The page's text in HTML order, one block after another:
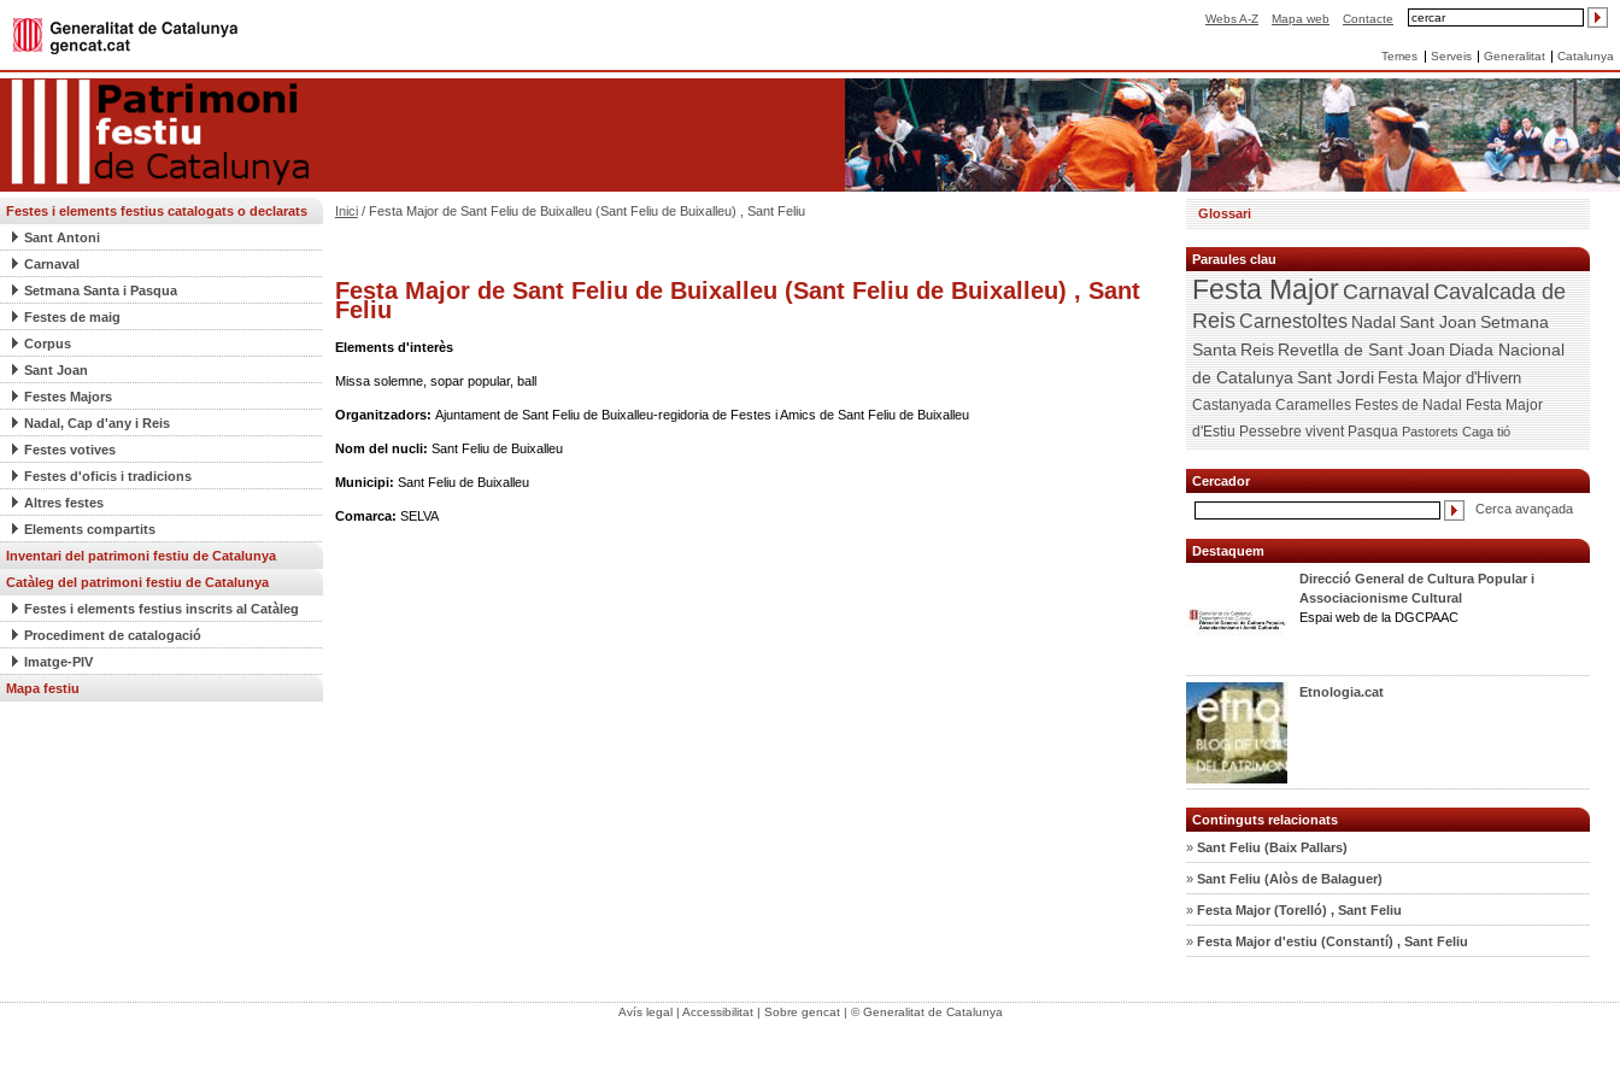
Webs A-Z Mapa web Contacte
Temes Serveis Generalitat Catalunya
Festes i elements festius catalogats o declarats
Sant Antoni
Carnaval
Setmana Santa i Pasqua
Festes de maig
Corpus
Sant Joan
Festes Majors
Nadal, Cap d'any i Reis
Festes votives
Festes d'oficis i tradicions
Altres festes
Elements compartits
Inventari del patrimoni festiu de Catalunya
Catàleg del patrimoni festiu de Catalunya
Festes i elements festius inscrits al Catàleg
Procediment de catalogació
Imatge-PIV
Mapa festiu
Inici/ Festa Major de Sant Feliu de Buixalleu (Sant Feliu de Buixalleu) , Sant Feliu
Festa Major de Sant Feliu de Buixalleu (Sant Feliu de Buixalleu) , Sant
Feliu
Elements d'interès
Missa solemne, sopar popular, ball
Organitzadors: Ajuntament de Sant Feliu de Buixalleu-regidoria de Festes i Amics de Sant Feliu de Buixalleu
Nom del nucli: Sant Feliu de Buixalleu
Municipi: Sant Feliu de Buixalleu
Comarca: SELVA
Glossari
Paraules clau
Festa MajorCarnavalCavalcada de
ReisCarnestoltesNadalSant JoanSetmana
SantaReisRevetlla de Sant JoanDiada Nacional
de CatalunyaSant Jordi Festa Major d'Hivern
Castanyada Caramelles Festes de Nadal Festa Major
d'Estiu Pessebre vivent Pasqua Pastorets Caga tió
Cercador
Cerca avançada
Destaquem
Direcció General de Cultura Popular i
Associacionisme Cultural
Espai web de la DGCPAAC
Etnologia.cat
Continguts relacionats
» Sant Feliu (Baix Pallars)
» Sant Feliu (Alòs de Balaguer)
» Festa Major (Torelló) , Sant Feliu
» Festa Major d'estiu (Constantí) , Sant Feliu
Avís legal| Accessibilitat| Sobre gencat| © Generalitat de Catalunya